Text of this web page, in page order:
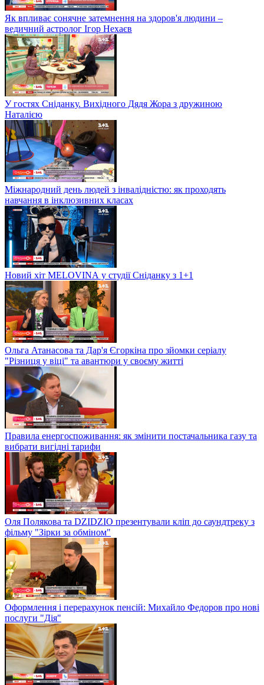
Як впливає сонячне затемнення на здоров'я людини –
ведичний астролог Ігор Нехаєв
У гостях Сніданку. Вихідного Дядя Жора з дружиною
Наталією
Міжнародний день людей з інвалідністю: як проходять
навчання в інклюзивних класах
Новий хіт MELOVINА у студії Сніданку з 1+1
Ольга Атанасова та Дар'я Єгоркіна про зйомки серіалу
"Різниця у віці" та авантюри у своєму житті
Правила енергоспоживання: як змінити постачальника газу та
вибрати вигідні тарифи
Оля Полякова та DZIDZIO презентували кліп до саундтреку з
фільму "Зірки за обміном"
Оформлення і перерахунок пенсій: Михайло Федоров про нові
послуги "Дія"